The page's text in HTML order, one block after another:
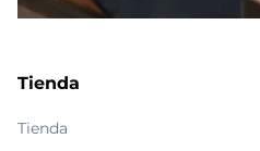
Tienda
Tienda